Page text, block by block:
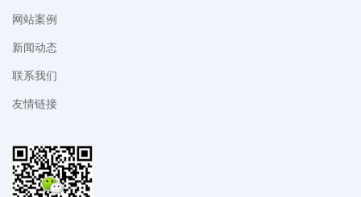
网站案例
新闻动态
联系我们
友情链接